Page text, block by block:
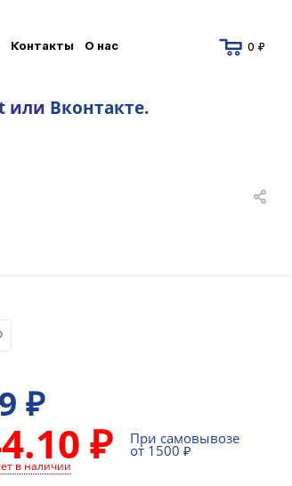
Контакты О нас 0 ₽
или Вконтакте.
₽
₽ При самовывозе
от 1500 ₽
в наличии